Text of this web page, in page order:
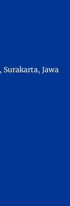
Surakarta, Jawa